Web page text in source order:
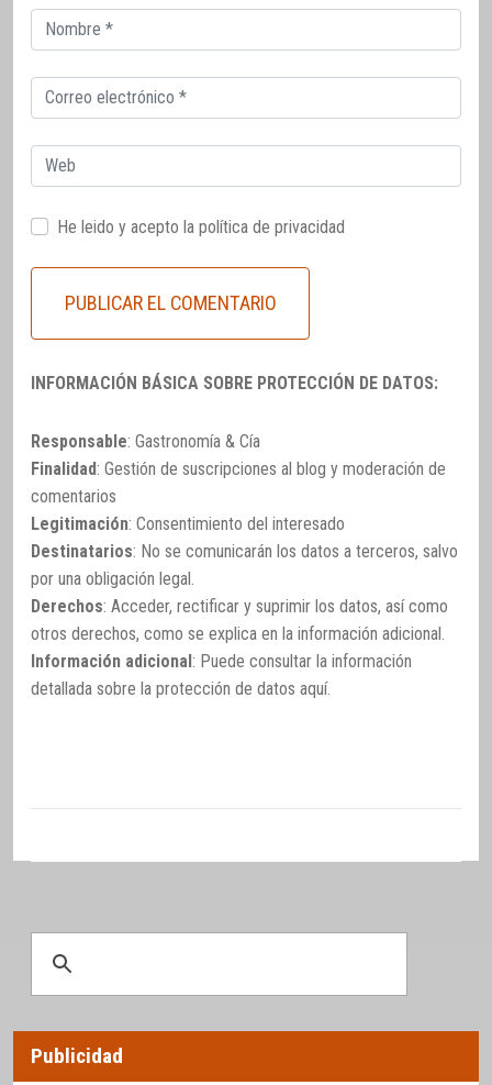
Correo
electrónico
Correo
electrónico
Web
He leido y acepto la política de privacidad
INFORMACIÓN BÁSICA SOBRE PROTECCIÓN DE DATOS:
Responsable: Gastronomía & Cía
Finalidad: Gestión de suscripciones al blog y moderación de
comentarios
Legitimación: Consentimiento del interesado
Destinatarios: No se comunicarán los datos a terceros, salvo
por una obligación legal.
Derechos: Acceder, rectificar y suprimir los datos, así como
otros derechos, como se explica en la información adicional.
Información adicional: Puede consultar la información
detallada sobre la protección de datos aquí.
Publicidad